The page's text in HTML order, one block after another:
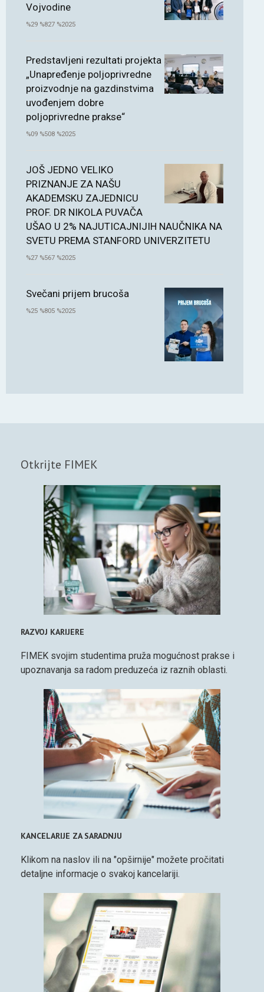
Vojvodine
%29 %827 %2025
Predstavljeni rezultati projekta
„Unapređenje poljoprivredne
proizvodnje na gazdinstvima
uvođenjem dobre
poljoprivredne prakse“
%09 %508 %2025
JOŠ JEDNO VELIKO
PRIZNANJE ZA NAŠU
AKADEMSKU ZAJEDNICU
PROF. DR NIKOLA PUVAČA
UŠAO U 2% NAJUTICAJNIJIH NAUČNIKA NA
SVETU PREMA STANFORD UNIVERZITETU
%27 %567 %2025
Svečani prijem brucoša
%25 %805 %2025
Otkrijte FIMEK
RAZVOJ KARIJERE
FIMEK svojim studentima pruža mogućnost prakse i
upoznavanja sa radom preduzeća iz raznih oblasti.
KANCELARIJE ZA SARADNJU
Klikom na naslov ili na "opširnije" možete pročitati
detaljne informacje o svakoj kancelariji.